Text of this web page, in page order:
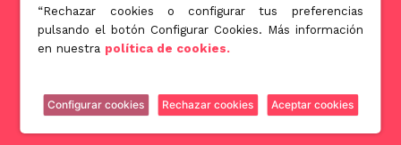
Jubenial © All Rights Reserved 2026
Política de Cookies
Aviso Legal
“Rechazar cookies o configurar tus preferencias
pulsando el botón Configurar Cookies. Más información
en nuestra política de cookies.
Configurar cookies Rechazar cookies Aceptar cookies